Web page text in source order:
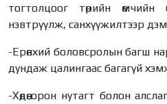
тогтолцоог төрийн
нэвтрүүлж, санхүүжилтээр
-Ерөнхий боловсролын багш
дундаж цалингаас багагүй
-Хөдөө орон нутагт болон